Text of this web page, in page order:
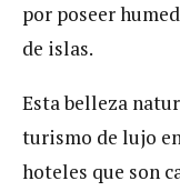
por poseer
de islas.
Esta belleza
turismo de lujo
hoteles que son